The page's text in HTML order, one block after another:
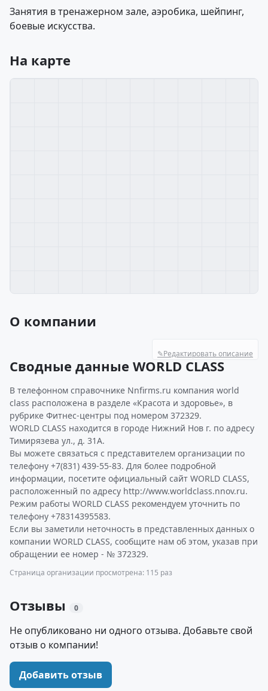
Занятия в тренажерном зале, аэробика, шейпинг,
боевые искусства.
На карте
О компании
✎Редактировать описание
Сводные данные WORLD CLASS
В телефонном справочнике Nnfirms.ru компания world
class расположена в разделе «Красота и здоровье», в
рубрике Фитнес-центры под номером 372329.
WORLD CLASS находится в городе Нижний Нов г. по адресу
Тимирязева ул., д. 31А.
Вы можете связаться с представителем организации по
телефону +7(831) 439-55-83. Для более подробной
информации, посетите официальный сайт WORLD CLASS,
расположенный по адресу http://www.worldclass.nnov.ru.
Режим работы WORLD CLASS рекомендуем уточнить по
телефону +78314395583.
Если вы заметили неточность в представленных данных о
компании WORLD CLASS, сообщите нам об этом, указав при
обращении ее номер - № 372329.
Страница организации просмотрена: 115 раз
Отзывы 0
Не опубликовано ни одного отзыва. Добавьте свой
отзыв о компании!
Добавить отзыв